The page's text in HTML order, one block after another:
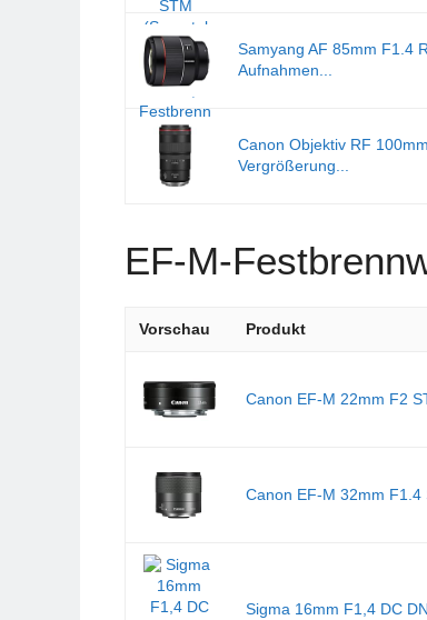
Samyang AF 85mm F1.4
Aufnahmen...
Canon Objektiv RF
Vergrößerung...
EF-M-
Vorschau Produkt
Canon EF-M 22mm F2
Canon EF-M 32mm
Sigma 16mm F1,4 DC